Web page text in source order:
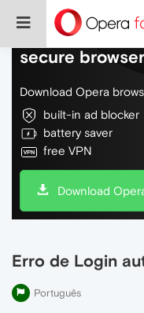
Do more on
secure
Download Opera
built-in ad blocker
battery saver
free VPN
Download
Erro de Login
Português